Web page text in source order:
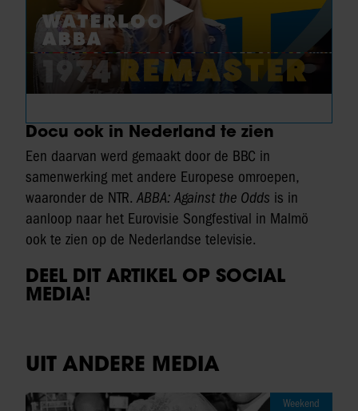
Docu ook in Nederland te zien
Een daarvan werd gemaakt door de BBC in
samenwerking met andere Europese omroepen,
waaronder de NTR. ABBA: Against the Odds is in
aanloop naar het Eurovisie Songfestival in Malmö
ook te zien op de Nederlandse televisie.
DEEL DIT ARTIKEL OP SOCIAL
MEDIA!
UIT ANDERE MEDIA
Weekend